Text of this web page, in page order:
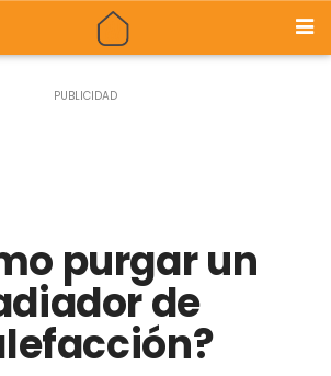
purgar un
de